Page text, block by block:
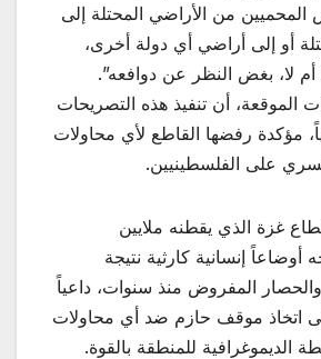
المحميين من الأراضي المحتلة إلى
أو إلى أراضي أي دولة أخرى،
لا، بغض النظر عن دوافعه”.
الموقعة، أن تنفيذ هذه التصريحات
مؤكدة رفضها القاطع لأي محاولات
على الفلسطينيين.
غزة الذي يقطنه ملايين
أوضاعاً إنسانية كارثية نتيجة
المفروض منذ سنوات، داعياً
اتخاذ موقف حازم ضد أي محاولات
الديموغرافية للمنطقة بالقوة.